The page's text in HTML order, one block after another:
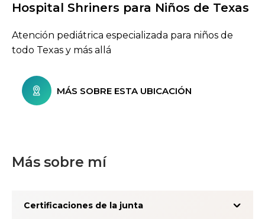
Buscar centros de atención
Hospital Shriners para Niños de Texas
Atención pediátrica especializada para niños de
todo Texas y más allá
MÁS SOBRE ESTA UBICACIÓN
Más sobre mí
Certificaciones de la junta